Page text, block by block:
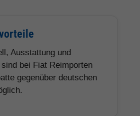
Ausstattung und
bei Fiat Reimporten
gegenüber deutschen